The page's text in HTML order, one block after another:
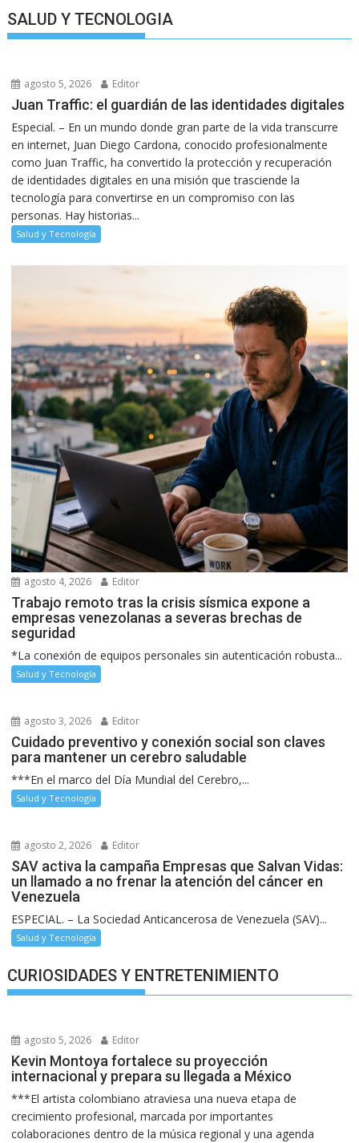
SALUD Y TECNOLOGIA
agosto 5, 2026 Editor
Juan Traffic: el guardián de las identidades digitales
Especial. – En un mundo donde gran parte de la vida transcurre
en internet, Juan Diego Cardona, conocido profesionalmente
como Juan Traffic, ha convertido la protección y recuperación
de identidades digitales en una misión que trasciende la
tecnología para convertirse en un compromiso con las
personas. Hay historias...
Salud y Tecnología
agosto 4, 2026 Editor
Trabajo remoto tras la crisis sísmica expone a
empresas venezolanas a severas brechas de
seguridad
*La conexión de equipos personales sin autenticación robusta...
Salud y Tecnología
agosto 3, 2026 Editor
Cuidado preventivo y conexión social son claves
para mantener un cerebro saludable
***En el marco del Día Mundial del Cerebro,...
Salud y Tecnología
agosto 2, 2026 Editor
SAV activa la campaña Empresas que Salvan Vidas:
un llamado a no frenar la atención del cáncer en
Venezuela
ESPECIAL. – La Sociedad Anticancerosa de Venezuela (SAV)...
Salud y Tecnología
CURIOSIDADES Y ENTRETENIMIENTO
agosto 5, 2026 Editor
Kevin Montoya fortalece su proyección
internacional y prepara su llegada a México
***El artista colombiano atraviesa una nueva etapa de
crecimiento profesional, marcada por importantes
colaboraciones dentro de la música regional y una agenda